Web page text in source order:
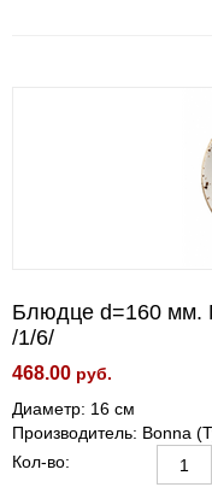
Блюдце d=160 мм.
/1/6/
468.00 руб.
Диаметр: 16 см
Производитель: Bonna
Кол-во: